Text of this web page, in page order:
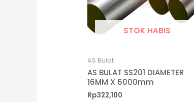
STOK HABIS
AS Bulat
AS BULAT SS201 DIAMETER
16MM X 6000mm
Rp322,100